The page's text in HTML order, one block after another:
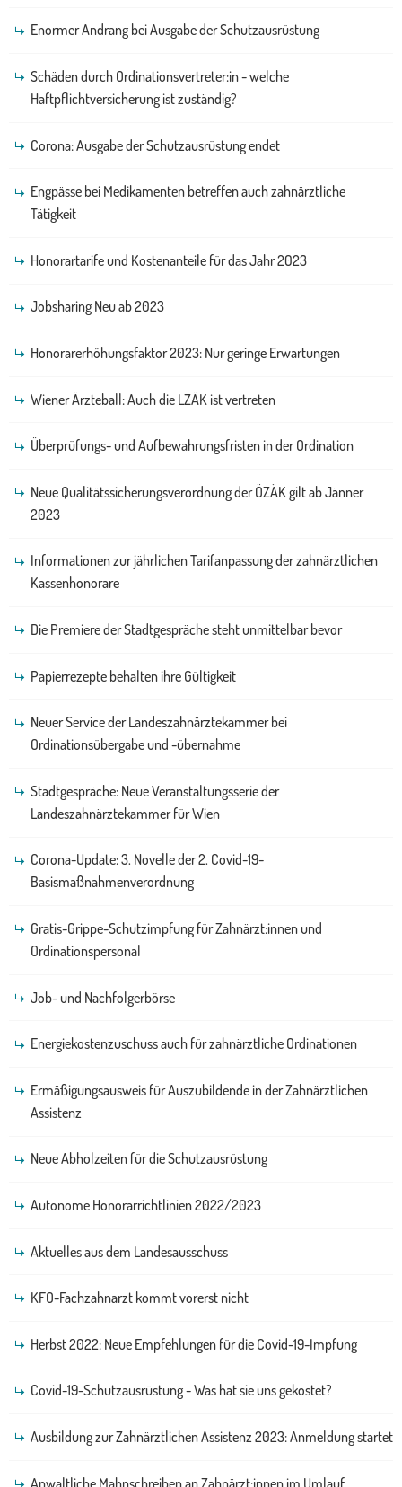
Enormer Andrang bei Ausgabe der Schutzausrüstung
Schäden durch Ordinationsvertreter:in - welche
Haftpflichtversicherung ist zuständig?
Corona: Ausgabe der Schutzausrüstung endet
Engpässe bei Medikamenten betreffen auch zahnärztliche
Tätigkeit
Honorartarife und Kostenanteile für das Jahr 2023
Jobsharing Neu ab 2023
Honorarerhöhungsfaktor 2023: Nur geringe Erwartungen
Wiener Ärzteball: Auch die LZÄK ist vertreten
Überprüfungs- und Aufbewahrungsfristen in der Ordination
Neue Qualitätssicherungsverordnung der ÖZÄK gilt ab Jänner
2023
Informationen zur jährlichen Tarifanpassung der zahnärztlichen
Kassenhonorare
Die Premiere der Stadtgespräche steht unmittelbar bevor
Papierrezepte behalten ihre Gültigkeit
Neuer Service der Landeszahnärztekammer bei
Ordinationsübergabe und -übernahme
Stadtgespräche: Neue Veranstaltungsserie der
Landeszahnärztekammer für Wien
Corona-Update: 3. Novelle der 2. Covid-19-
Basismaßnahmenverordnung
Gratis-Grippe-Schutzimpfung für Zahnärzt:innen und
Ordinationspersonal
Job- und Nachfolgerbörse
Energiekostenzuschuss auch für zahnärztliche Ordinationen
Ermäßigungsausweis für Auszubildende in der Zahnärztlichen
Assistenz
Neue Abholzeiten für die Schutzausrüstung
Autonome Honorarrichtlinien 2022/2023
Aktuelles aus dem Landesausschuss
KFO-Fachzahnarzt kommt vorerst nicht
Herbst 2022: Neue Empfehlungen für die Covid-19-Impfung
Covid-19-Schutzausrüstung - Was hat sie uns gekostet?
Ausbildung zur Zahnärztlichen Assistenz 2023: Anmeldung startet
Anwaltliche Mahnschreiben an Zahnärzt:innen im Umlauf